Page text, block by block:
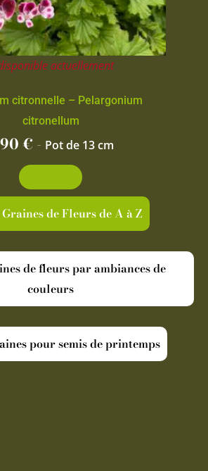
actuellement
citronnelle – Pelargonium
citronellum
€ - Pot de 13 cm
de Fleurs de A à Z
de fleurs par ambiances de
couleurs
pour semis de printemps